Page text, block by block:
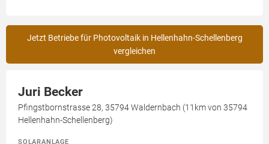
Jetzt Betriebe für Photovoltaik in Hellenhahn-Schellenberg
vergleichen
Juri Becker
Pfingstbornstrasse 28, 35794 Waldernbach (11km von 35794
Hellenhahn-Schellenberg)
SOLARANLAGE